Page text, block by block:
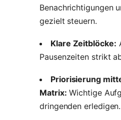
Benachrichtigungen
gezielt steuern.
Klare Zeitblöcke:
Pausenzeiten strikt
Priorisierung
Matrix: Wichtige
dringenden erledigen.